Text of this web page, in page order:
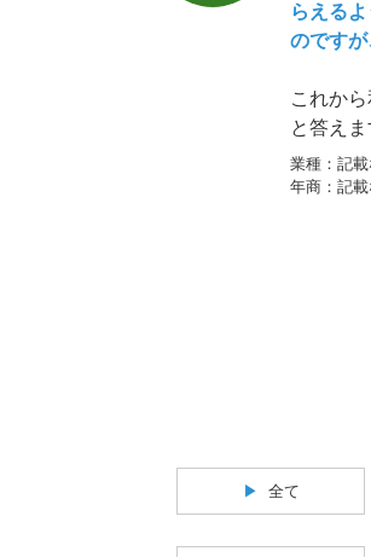
らえる
のです
これか
と答え
のです
な、お
業種： 記載
年商： 記載
全て